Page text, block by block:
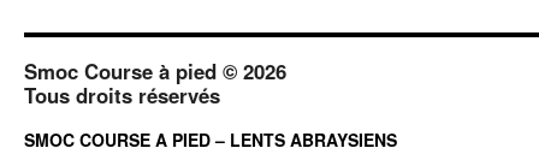
Smoc Course à pied © 2026
Tous droits réservés
SMOC COURSE A PIED – LENTS ABRAYSIENS